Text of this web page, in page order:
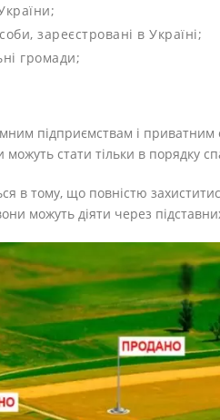
зареєстровані в Україні;
громади;
підприємствам і
стати тільки в порядку
в тому, що повністю
можуть діяти через